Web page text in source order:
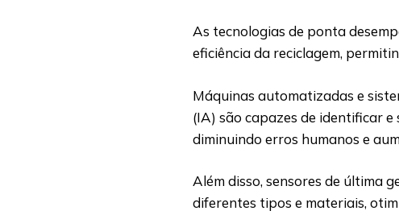
As tecnologias de ponta
eficiência da reciclagem,
Máquinas automatizadas e
(IA) são capazes de identificar
diminuindo erros humanos e
Além disso, sensores de última
diferentes tipos e materiais,